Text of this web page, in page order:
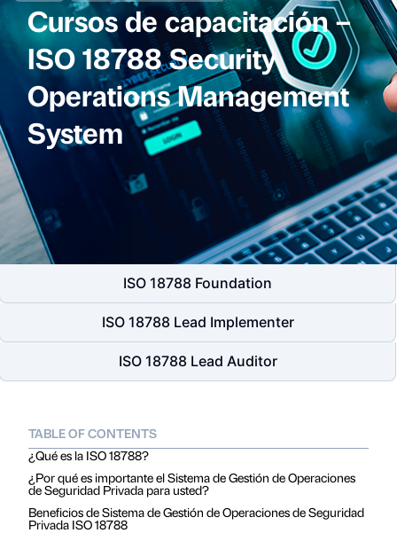
Cursos de capacitación –
ISO 18788 Security
Operations Management
System
ISO 18788 Foundation
ISO 18788 Lead Implementer
ISO 18788 Lead Auditor
TABLE OF CONTENTS
¿Qué es la ISO 18788?
¿Por qué es importante el Sistema de Gestión de Operaciones
de Seguridad Privada para usted?
Beneficios de Sistema de Gestión de Operaciones de Seguridad
Privada ISO 18788